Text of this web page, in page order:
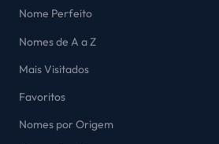
Nome Perfeito
Nomes de A a Z
Mais Visitados
Favoritos
Nomes por Origem